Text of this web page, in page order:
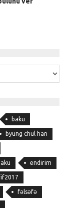
baku
byung chul han
endirim
fəlsəfə